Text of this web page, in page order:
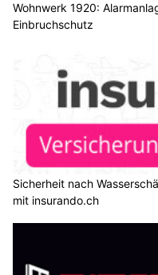
Wohnwerk 1920:
Einbruchschutz
Sicherheit nach
mit insurando.ch